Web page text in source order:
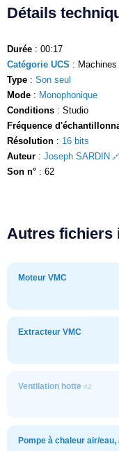
Détails
Durée : 00:17
Catégorie UCS :
Type : Son seul
Mode : Monophonique
Conditions : Studio
Fréquence
Résolution : 16 bits
Auteur : Joseph SARDIN
Son n° : 62
Autres fichiers
Moteur VMC
Extracteur VMC
Ventilation hotte #2
Pompe à chaleur air/